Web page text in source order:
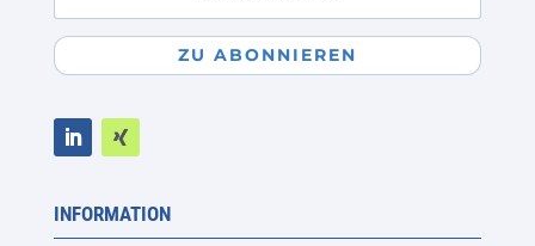
ZU ABONNIEREN
INFORMATION